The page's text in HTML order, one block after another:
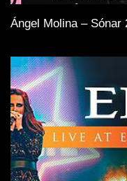
Ángel Molina – Sónar